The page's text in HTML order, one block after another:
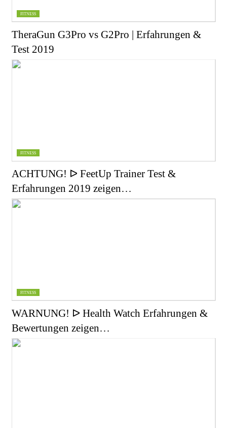
FITNESS
TheraGun G3Pro vs G2Pro | Erfahrungen &
Test 2019
FITNESS
ACHTUNG! ᐅ FeetUp Trainer Test &
Erfahrungen 2019 zeigen…
FITNESS
WARNUNG! ᐅ Health Watch Erfahrungen &
Bewertungen zeigen…